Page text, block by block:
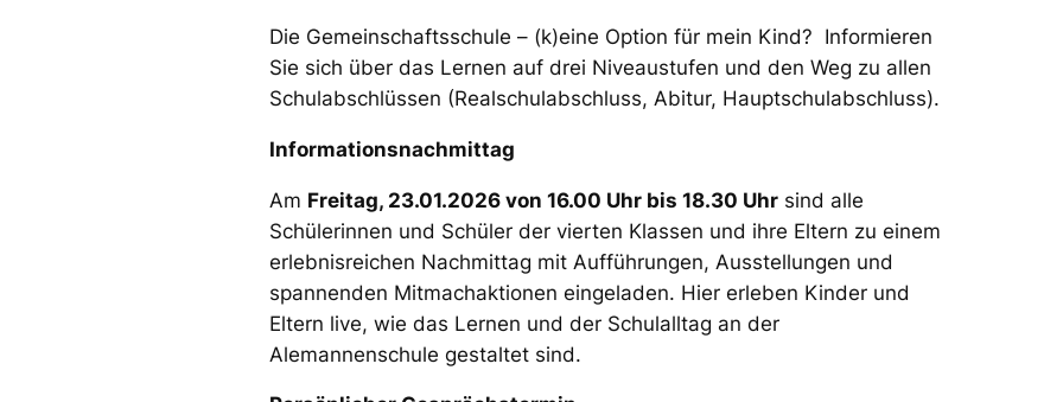
Die Gemeinschaftsschule – (k)eine Option für mein Kind? Informieren
Sie sich über das Lernen auf drei Niveaustufen und den Weg zu allen
Schulabschlüssen (Realschulabschluss, Abitur, Hauptschulabschluss).
Informationsnachmittag
Am Freitag, 23.01.2026 von 16.00 Uhr bis 18.30 Uhr sind alle
Schülerinnen und Schüler der vierten Klassen und ihre Eltern zu einem
erlebnisreichen Nachmittag mit Aufführungen, Ausstellungen und
spannenden Mitmachaktionen eingeladen. Hier erleben Kinder und
Eltern live, wie das Lernen und der Schulalltag an der
Alemannenschule gestaltet sind.